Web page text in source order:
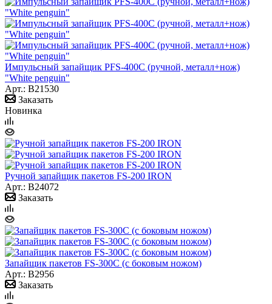
Импульсный запайщик PFS-400С (ручной, металл+нож)
"White penguin"
Арт.: B21530
Заказать
Новинка
Ручной запайщик пакетов FS-200 IRON
Арт.: B24072
Заказать
Запайщик пакетов FS-300С (с боковым ножом)
Арт.: B2956
Заказать